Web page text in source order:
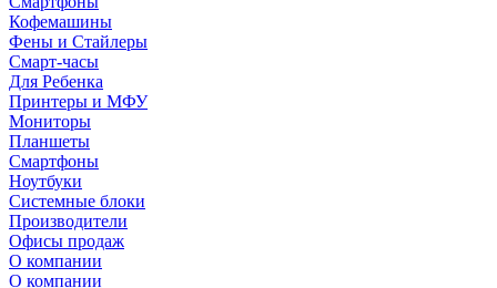
Кофемашины
Фены и Стайлеры
Смарт-часы
Для Ребенка
Принтеры и МФУ
Мониторы
Планшеты
Смартфоны
Ноутбуки
Системные блоки
Производители
Офисы продаж
О компании
О компании